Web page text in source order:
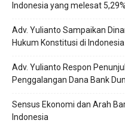
Indonesia yang melesat 5,29%
Adv. Yulianto Sampaikan
Hukum Konstitusi di Indonesia
Adv. Yulianto Respon
Penggalangan Dana Bank
Sensus Ekonomi dan Arah
Indonesia